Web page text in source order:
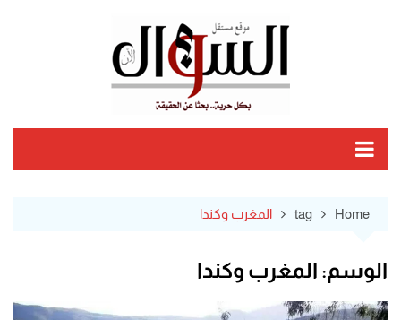
Home
tag المغرب وكندا
الوسم: المغرب وكندا